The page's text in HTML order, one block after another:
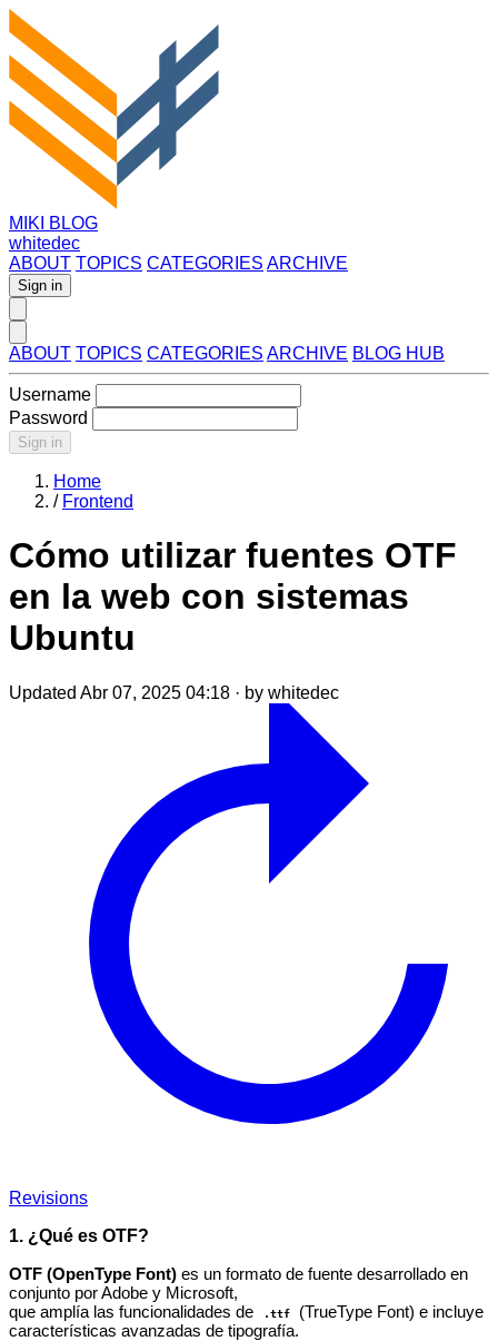
MIKI BLOG
whitedec
ABOUT TOPICS CATEGORIES ARCHIVE
Sign in
ABOUT TOPICS CATEGORIES ARCHIVE BLOG HUB
Username
Password
Sign in
Home
/ Frontend
Cómo utilizar fuentes OTF
en la web con sistemas
Ubuntu
Updated Abr 07, 2025 04:18 · by whitedec
Revisions
1. ¿Qué es OTF?
OTF (OpenType Font) es un formato de fuente desarrollado en
conjunto por Adobe y Microsoft,
que amplía las funcionalidades de
.ttf
(TrueType Font) e incluye
características avanzadas de tipografía.